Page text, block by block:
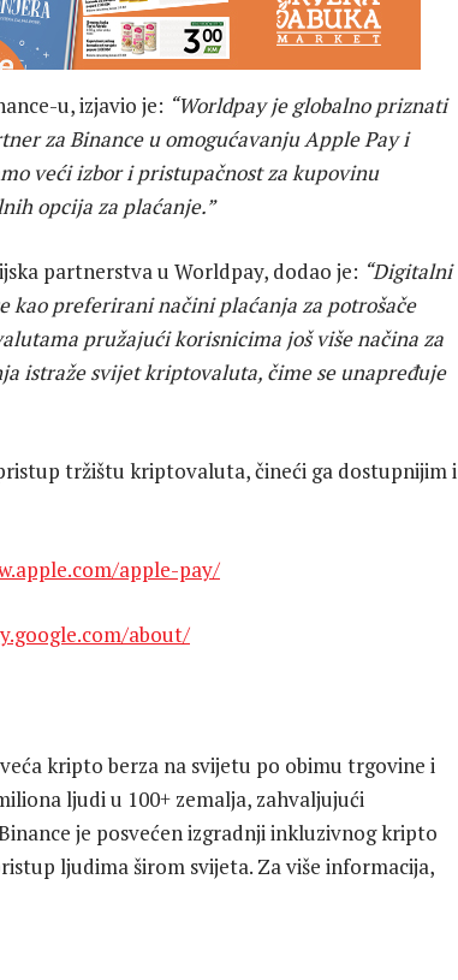
u, izjavio je: “Worldpay je globalno priznati
za Binance u omogućavanju Apple Pay i
veći izbor i pristupačnost za kupovinu
opcija za plaćanje.”
partnerstva u Worldpay, dodao je: “Digitalni
kao preferirani načini plaćanja za potrošače
pružajući korisnicima još više načina za
istraže svijet kriptovaluta, čime se unapređuje
tržištu kriptovaluta, čineći ga dostupnijim i
apple-pay/
about/
kripto berza na svijetu po obimu trgovine i
ljudi u 100+ zemalja, zahvaljujući
je posvećen izgradnji inkluzivnog kripto
ljudima širom svijeta. Za više informacija,